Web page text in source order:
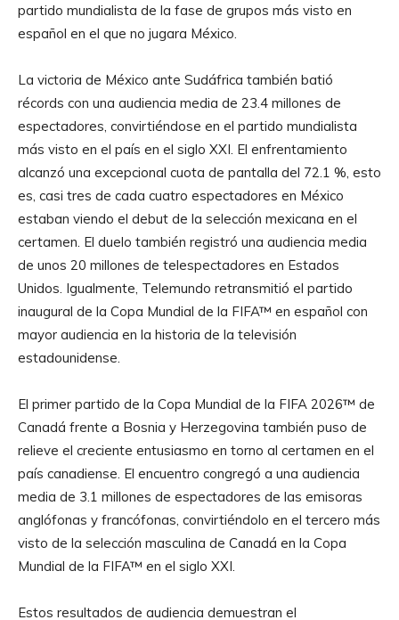
partido mundialista de la fase de grupos más visto en
español en el que no jugara México.
La victoria de México ante Sudáfrica también batió
récords con una audiencia media de 23.4 millones de
espectadores, convirtiéndose en el partido mundialista
más visto en el país en el siglo XXI. El enfrentamiento
alcanzó una excepcional cuota de pantalla del 72.1 %, esto
es, casi tres de cada cuatro espectadores en México
estaban viendo el debut de la selección mexicana en el
certamen. El duelo también registró una audiencia media
de unos 20 millones de telespectadores en Estados
Unidos. Igualmente, Telemundo retransmitió el partido
inaugural de la Copa Mundial de la FIFA™ en español con
mayor audiencia en la historia de la televisión
estadounidense.
El primer partido de la Copa Mundial de la FIFA 2026™ de
Canadá frente a Bosnia y Herzegovina también puso de
relieve el creciente entusiasmo en torno al certamen en el
país canadiense. El encuentro congregó a una audiencia
media de 3.1 millones de espectadores de las emisoras
anglófonas y francófonas, convirtiéndolo en el tercero más
visto de la selección masculina de Canadá en la Copa
Mundial de la FIFA™ en el siglo XXI.
Estos resultados de audiencia demuestran el